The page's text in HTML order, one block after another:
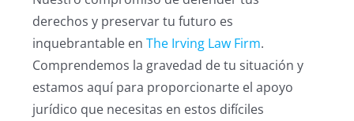
derechos y preservar tu futuro es
inquebrantable enThe Irving Law Firm.
Comprendemos la gravedad de tu situación y
estamos aquí para proporcionarte el apoyo
jurídico que necesitas en estos difíciles